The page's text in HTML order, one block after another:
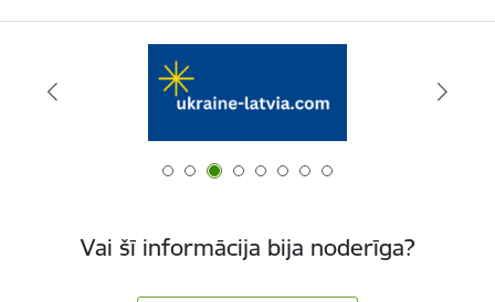
Vai šī informācija bija noderīga?